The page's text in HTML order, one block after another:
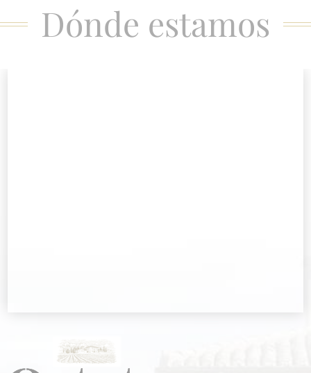
Dónde estamos